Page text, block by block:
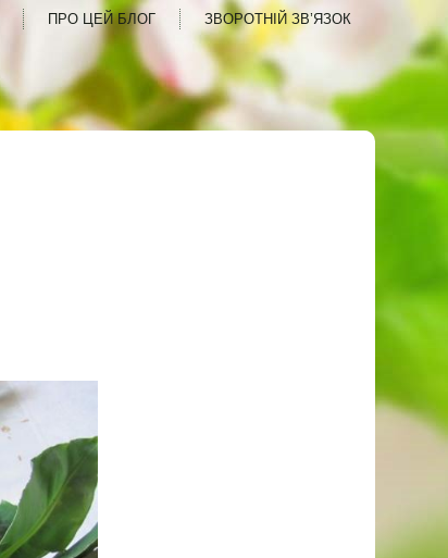
ПРО ЦЕЙ БЛОГ ЗВОРОТНІЙ ЗВ’ЯЗОК